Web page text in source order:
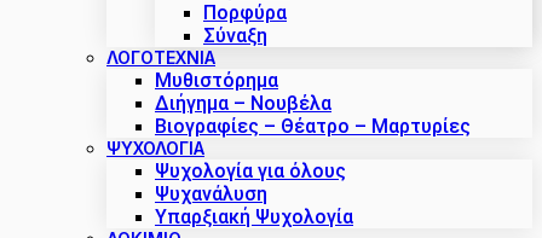
Πορφύρα
Σύναξη
ΛΟΓΟΤΕΧΝΙΑ
Μυθιστόρημα
Διήγημα – Νουβέλα
Βιογραφίες – Θέατρο – Μαρτυρίες
ΨΥΧΟΛΟΓΙΑ
Ψυχολογία για όλους
Ψυχανάλυση
Υπαρξιακή Ψυχολογία